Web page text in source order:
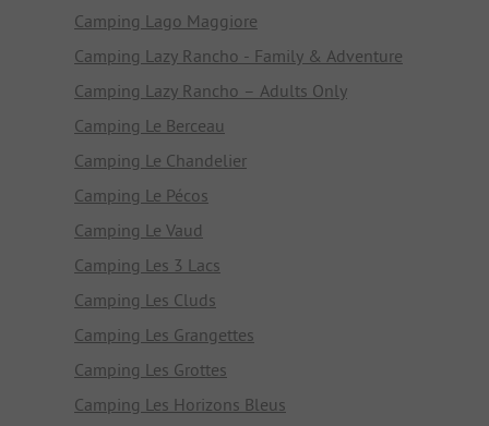
Camping Lago Maggiore
Camping Lazy Rancho - Family & Adventure
Camping Lazy Rancho – Adults Only
Camping Le Berceau
Camping Le Chandelier
Camping Le Pécos
Camping Le Vaud
Camping Les 3 Lacs
Camping Les Cluds
Camping Les Grangettes
Camping Les Grottes
Camping Les Horizons Bleus